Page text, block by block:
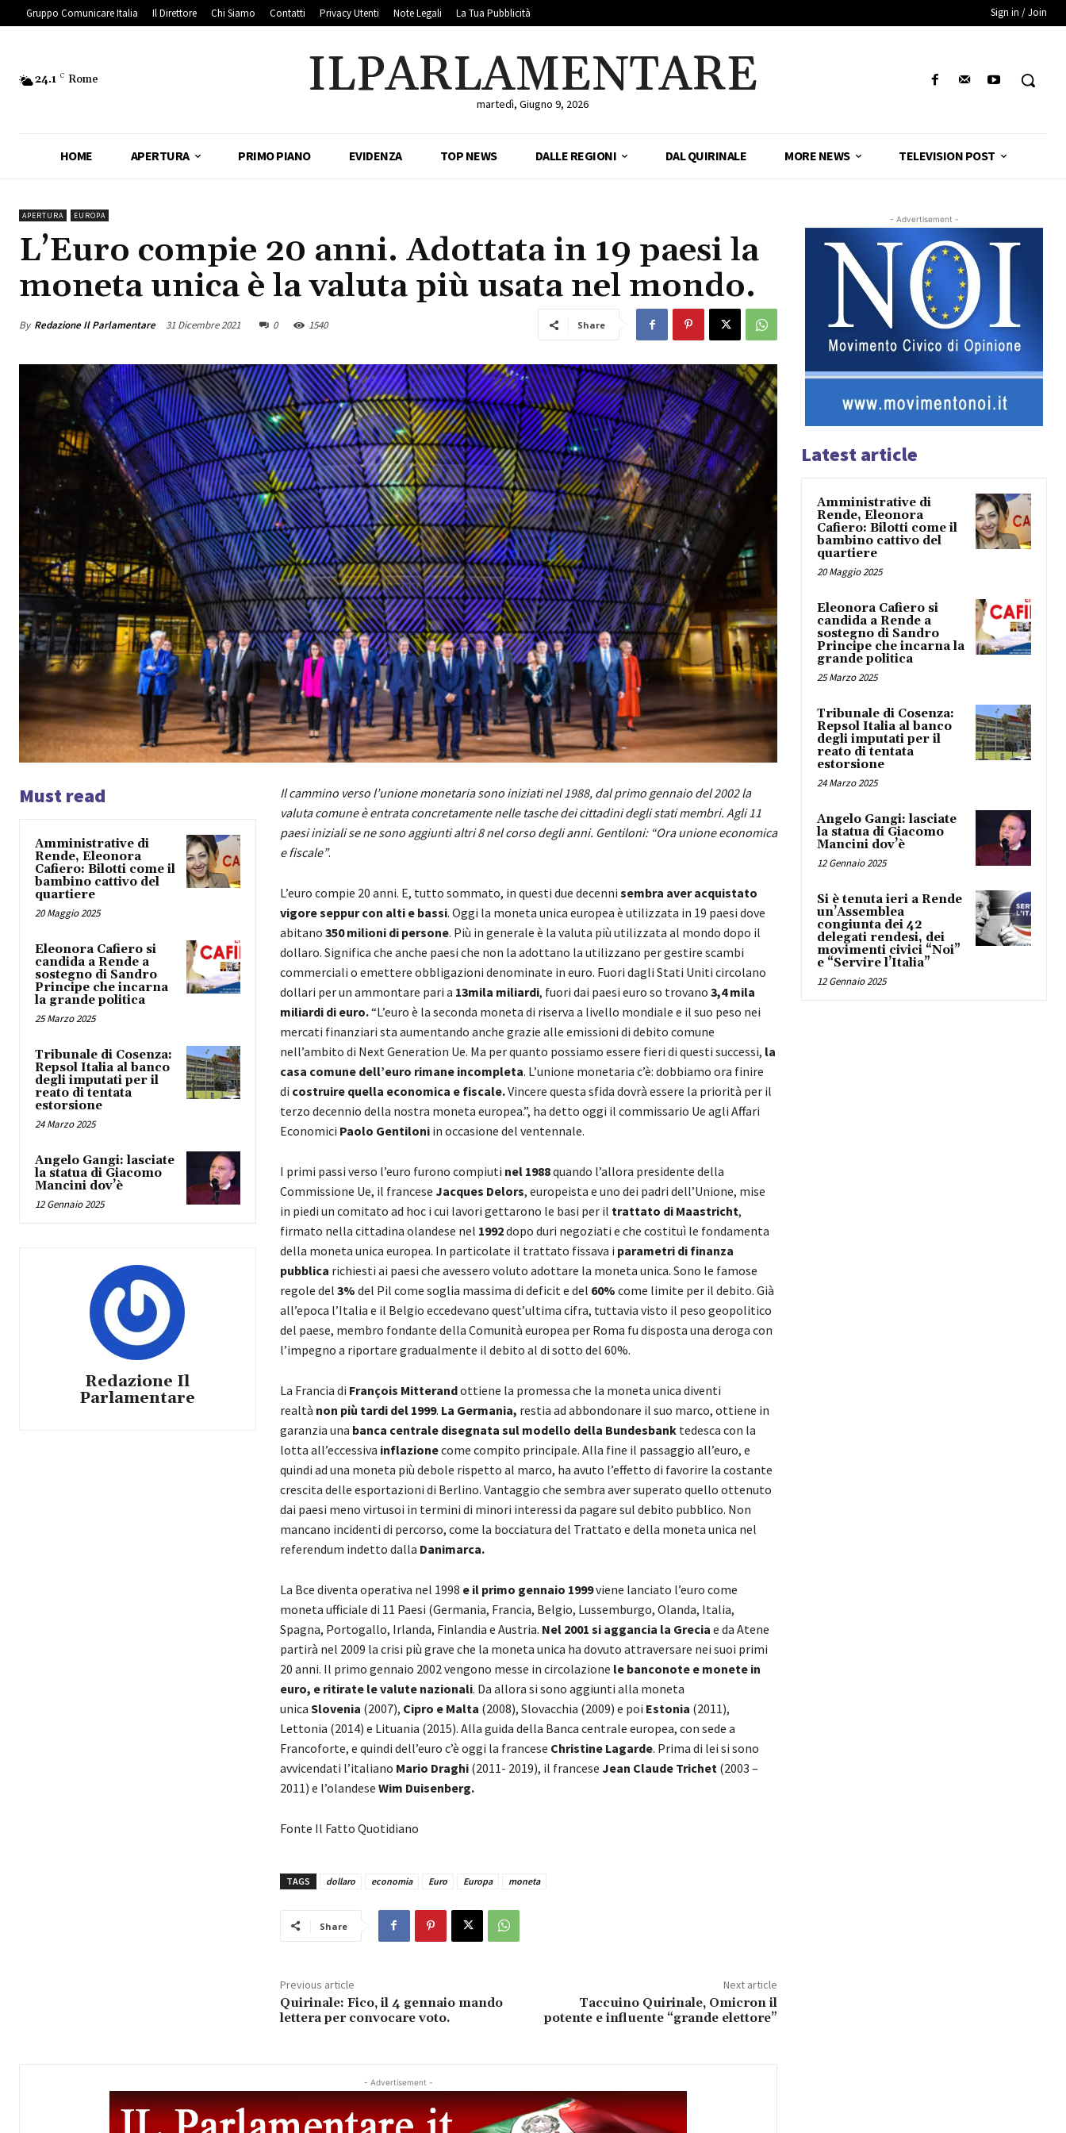
Gruppo Comunicare Italia Il Direttore Chi Siamo Contatti Privacy Utenti Note Legali La Tua Pubblicità Sign in / Join
24.1 C Rome ILPARLAMENTARE
martedì, Giugno 9, 2026
HOME APERTURA PRIMO PIANO EVIDENZA TOP NEWS DALLE REGIONI DAL QUIRINALE MORE NEWS TELEVISION POST
APERTURA EUROPA
L’Euro compie 20 anni. Adottata in 19 paesi la
moneta unica è la valuta più usata nel mondo.
By Redazione Il Parlamentare 31 Dicembre 2021 0 1540 Share
Must read
Amministrative di
Rende, Eleonora
Cafiero: Bilotti come il
bambino cattivo del
quartiere
20 Maggio 2025
Eleonora Cafiero si
candida a Rende a
sostegno di Sandro
Principe che incarna
la grande politica
25 Marzo 2025
Tribunale di Cosenza:
Repsol Italia al banco
degli imputati per il
reato di tentata
estorsione
24 Marzo 2025
Angelo Gangi: lasciate
la statua di Giacomo
Mancini dov’è
12 Gennaio 2025
Redazione Il
Parlamentare
Il cammino verso l’unione monetaria sono iniziati nel 1988, dal primo gennaio del 2002 la
valuta comune è entrata concretamente nelle tasche dei cittadini degli stati membri. Agli 11
paesi iniziali se ne sono aggiunti altri 8 nel corso degli anni. Gentiloni: “Ora unione economica
e fiscale”.
L’euro compie 20 anni. E, tutto sommato, in questi due decenni sembra aver acquistato
vigore seppur con alti e bassi. Oggi la moneta unica europea è utilizzata in 19 paesi dove
abitano 350 milioni di persone. Più in generale è la valuta più utilizzata al mondo dopo il
dollaro. Significa che anche paesi che non la adottano la utilizzano per gestire scambi
commerciali o emettere obbligazioni denominate in euro. Fuori dagli Stati Uniti circolano
dollari per un ammontare pari a 13mila miliardi, fuori dai paesi euro so trovano 3,4 mila
miliardi di euro.“L’euro è la seconda moneta di riserva a livello mondiale e il suo peso nei
mercati finanziari sta aumentando anche grazie alle emissioni di debito comune
nell’ambito di Next Generation Ue. Ma per quanto possiamo essere fieri di questi successi, la
casa comune dell’euro rimane incompleta. L’unione monetaria c’è: dobbiamo ora finire
di costruire quella economica e fiscale.Vincere questa sfida dovrà essere la priorità per il
terzo decennio della nostra moneta europea.”, ha detto oggi il commissario Ue agli Affari
Economici Paolo Gentiloniin occasione del ventennale.
I primi passi verso l’euro furono compiuti nel 1988quando l’allora presidente della
Commissione Ue, il francese Jacques Delors, europeista e uno dei padri dell’Unione, mise
in piedi un comitato ad hoc i cui lavori gettarono le basi per il trattato di Maastricht,
firmato nella cittadina olandese nel 1992dopo duri negoziati e che costituì le fondamenta
della moneta unica europea. In particolate il trattato fissava i parametri di finanza
pubblica richiesti ai paesi che avessero voluto adottare la moneta unica. Sono le famose
regole del 3% del Pil come soglia massima di deficit e del 60% come limite per il debito. Già
all’epoca l’Italia e il Belgio eccedevano quest’ultima cifra, tuttavia visto il peso geopolitico
del paese, membro fondante della Comunità europea per Roma fu disposta una deroga con
l’impegno a riportare gradualmente il debito al di sotto del 60%.
La Francia di François Mitterandottiene la promessa che la moneta unica diventi
realtà non più tardi del 1999. La Germania, restia ad abbondonare il suo marco, ottiene in
garanzia una banca centrale disegnata sul modello della Bundesbanktedesca con la
lotta all’eccessiva inflazionecome compito principale. Alla fine il passaggio all’euro, e
quindi ad una moneta più debole rispetto al marco, ha avuto l’effetto di favorire la costante
crescita delle esportazioni di Berlino. Vantaggio che sembra aver superato quello ottenuto
dai paesi meno virtusoi in termini di minori interessi da pagare sul debito pubblico. Non
mancano incidenti di percorso, come la bocciatura del Trattato e della moneta unica nel
referendum indetto dalla Danimarca.
La Bce diventa operativa nel 1998 e il primo gennaio 1999viene lanciato l’euro come
moneta ufficiale di 11 Paesi (Germania, Francia, Belgio, Lussemburgo, Olanda, Italia,
Spagna, Portogallo, Irlanda, Finlandia e Austria. Nel 2001 si aggancia la Grecia e da Atene
partirà nel 2009 la crisi più grave che la moneta unica ha dovuto attraversare nei suoi primi
20 anni. Il primo gennaio 2002 vengono messe in circolazione le banconote e monete in
euro, e ritirate le valute nazionali. Da allora si sono aggiunti alla moneta
unica Slovenia (2007), Cipro e Malta (2008), Slovacchia (2009) e poi Estonia (2011),
Lettonia (2014) e Lituania (2015). Alla guida della Banca centrale europea, con sede a
Francoforte, e quindi dell’euro c’è oggi la francese Christine Lagarde. Prima di lei si sono
avvicendati l’italiano Mario Draghi(2011- 2019), il francese Jean Claude Trichet (2003 –
2011) e l’olandese Wim Duisenberg.
Fonte Il Fatto Quotidiano
TAGS dollaro economia Euro Europa moneta
Share
Previous article
Quirinale: Fico, il 4 gennaio mando
lettera per convocare voto.
Next article
Taccuino Quirinale, Omicron il
potente e influente “grande elettore”
- Advertisement -
- Advertisement -
Latest article
Amministrative di
Rende, Eleonora
Cafiero: Bilotti come il
bambino cattivo del
quartiere
20 Maggio 2025
Eleonora Cafiero si
candida a Rende a
sostegno di Sandro
Principe che incarna la
grande politica
25 Marzo 2025
Tribunale di Cosenza:
Repsol Italia al banco
degli imputati per il
reato di tentata
estorsione
24 Marzo 2025
Angelo Gangi: lasciate
la statua di Giacomo
Mancini dov’è
12 Gennaio 2025
Si è tenuta ieri a Rende
un’Assemblea
congiunta dei 42
delegati rendesi, dei
movimenti civici “Noi”
e “Servire l’Italia”
12 Gennaio 2025